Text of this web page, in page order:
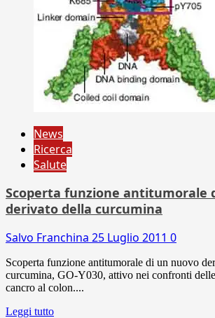
News
Ricerca
Salute
Scoperta funzione antitumorale
derivato della curcumina
Salvo Franchina 25 Luglio 2011 0
Scoperta funzione antitumorale di un nuovo
curcumina, GO-Y030, attivo nei confronti
cancro al colon....
Leggi tutto